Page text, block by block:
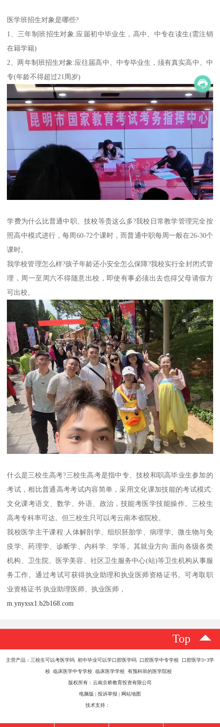
医学班招生对象是哪些?
1、三年制班招生对象:应届初中毕业生，高中、中专在读生(需注销
在籍学籍)
2、两年制班招生对象:应往届高中、中专毕业生，须有真实高中、中
专(年龄不得超过21周岁)
学费为什么比普通中职、技校等贵这么多?我校日常教学管理完全按
照高中模式进行，每周60-72个课时，而普通中职每周一般在26-30个
课时。
我学校管理怎么样?孩子年龄还小安全怎么保障?我校实行全封闭式管
理，周一至周六不得随意出校，即使有事必须出去也得父母请假方
可出校。
什么是三校生高考?三校生高考是指中专、技校和职高毕业生参加的
考试，相比普通高考考试内容简单，采用文化课加技能的考试模式:
文化课考语文、数学、外语、政治，技能考医学技能操作。三校生
高考专科率可达。但三校生只可以考云南本省院校。
我校医学主干课程:人体解剖学、组织胚胎学、病理学、微生物与免
疫学、药理学、诊断学、内科学、学等。其就业方向:面向各级各类
机构、卫生院、医学美容、社区卫生服务中心(站)等卫生机构从事服
务工作。通过考试可获得执业助理和执业医师资格证书。可考取职
业资格证书:执业助理医师、执业医师，
m.ynyxsx1.b2b168.com
Top
主营产品：三校生可以考医学吗 初中毕业可以学口腔医学吗 口腔医学中专学校 口腔医学3+3学
校 临床医学中专学校 临床医学学校 有预科班的医学院校
版权所有：云南京桥教育投资有限公司
电脑版 | 投诉举报 | 网站地图
技术支持：